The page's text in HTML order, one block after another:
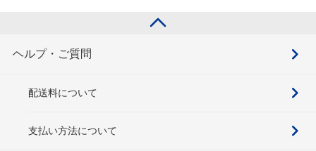
ヘルプ・ご質問
配送料について
支払い方法について